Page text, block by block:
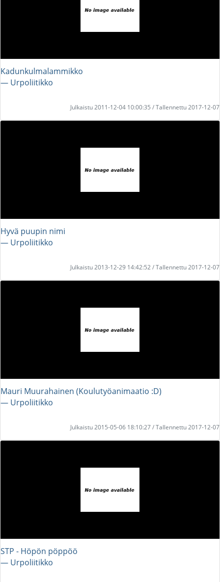
Kadunkulmalammikko
― Urpoliitikko
Julkaistu 2011-12-04 10:00:35 / Tallennettu 2017-12-07
Hyvä puupin nimi
― Urpoliitikko
Julkaistu 2013-12-29 14:42:52 / Tallennettu 2017-12-07
Mauri Muurahainen (Koulutyöanimaatio :D)
― Urpoliitikko
Julkaistu 2015-05-06 18:10:27 / Tallennettu 2017-12-07
STP - Höpön pöppöö
― Urpoliitikko